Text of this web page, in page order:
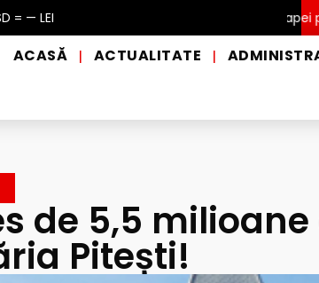
= — LEI
de prim ajutor și de distribuire a apei potabile,
ACASĂ | ACTUALITATE |
de 5,5
Pitești!